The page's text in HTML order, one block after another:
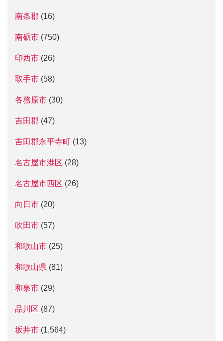
南条郡 (16)
南砺市 (750)
印西市 (26)
取手市 (58)
各務原市 (30)
吉田郡 (47)
吉田郡永平寺町 (13)
名古屋市港区 (28)
名古屋市西区 (26)
向日市 (20)
吹田市 (57)
和歌山市 (25)
和歌山県 (81)
和泉市 (29)
品川区 (87)
坂井市 (1,564)